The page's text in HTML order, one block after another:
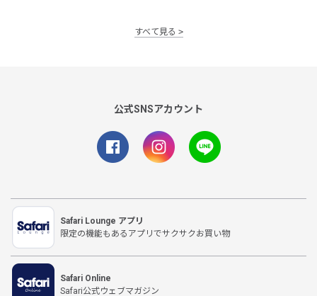
すべて見る
公式SNSアカウント
Safari Lounge アプリ
限定の機能もあるアプリでサクサクお買い物
Safari Online
Safari公式ウェブマガジン